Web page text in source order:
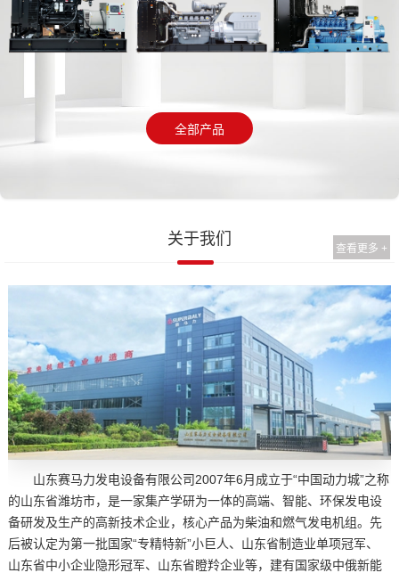
全部产品
关于我们
查看更多 +
山东赛马力发电设备有限公司2007年6月成立于“中国动力城”之称
的山东省潍坊市，是一家集产学研为一体的高端、智能、环保发电设
备研发及生产的高新技术企业，核心产品为柴油和燃气发电机组。先
后被认定为第一批国家“专精特新”小巨人、山东省制造业单项冠军、
山东省中小企业隐形冠军、山东省瞪羚企业等，建有国家级中俄新能